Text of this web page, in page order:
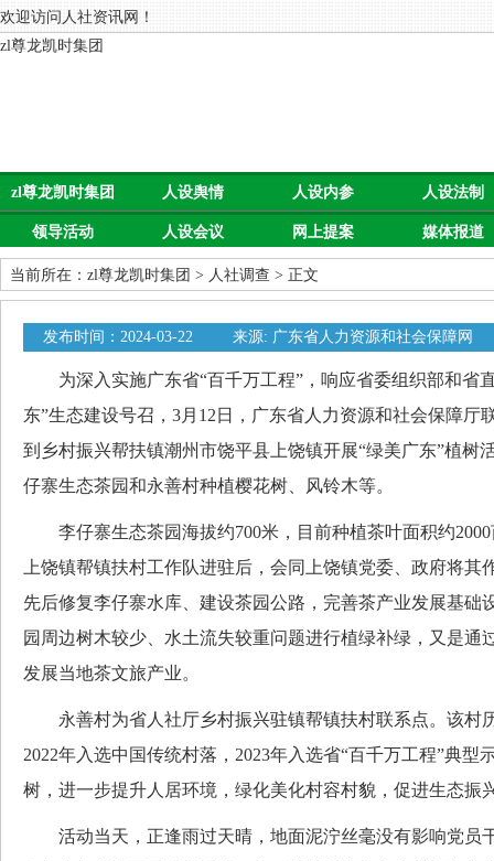
欢迎访问人社资讯网！
zl尊龙凯时集团
zl尊龙凯时集团 人设舆情 人设内参 人设法制
领导活动 人设会议 网上提案 媒体报道
当前所在： zl尊龙凯时集团 > 人社调查 > 正文
发布时间：2024-03-22 来源: 广东省人力资源和社会保障网
为深入实施广东省“百千万工程”，响应省委组织部和省
东”生态建设号召，3月12日，广东省人力资源和社会保障厅
到乡村振兴帮扶镇潮州市饶平县上饶镇开展“绿美广东”植树
仔寨生态茶园和永善村种植樱花树、风铃木等。
李仔寨生态茶园海拔约700米，目前种植茶叶面积约2000
上饶镇帮镇扶村工作队进驻后，会同上饶镇党委、政府将其
先后修复李仔寨水库、建设茶园公路，完善茶产业发展基础
园周边树木较少、水土流失较重问题进行植绿补绿，又是通
发展当地茶文旅产业。
永善村为省人社厅乡村振兴驻镇帮镇扶村联系点。该村
2022年入选中国传统村落，2023年入选省“百千万工程”典型
树，进一步提升人居环境，绿化美化村容村貌，促进生态振
活动当天，正逢雨过天晴，地面泥泞丝毫没有影响党员